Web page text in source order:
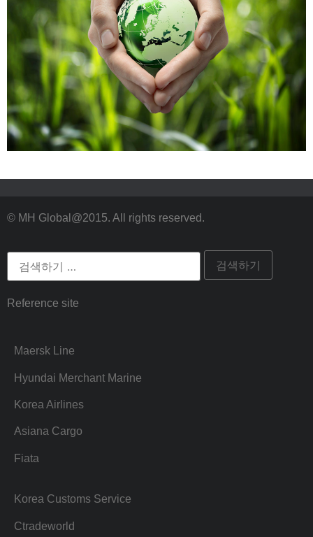
© MH Global@2015. All rights reserved.
Reference site
Maersk Line
Hyundai Merchant Marine
Korea Airlines
Asiana Cargo
Fiata
Korea Customs Service
Ctradeworld